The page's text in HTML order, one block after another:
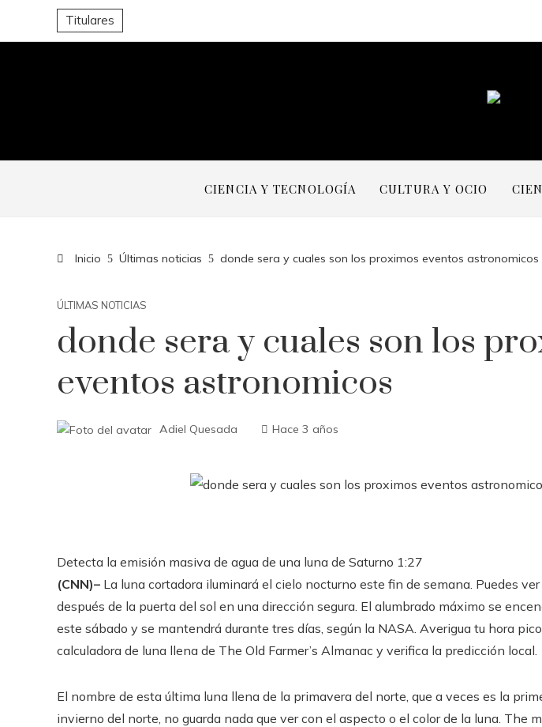
Titulares
CIENCIA Y TECNOLOGÍA CULTURA Y OCIO
Inicio Últimas noticias donde sera y cuales son los proximos eventos astronomicos
ÚLTIMAS NOTICIAS
donde sera y cuales son los
eventos astronomicos
Adiel Quesada Hace 3 años
Detecta la emisión masiva de agua de una luna de Saturno 1:27
(CNN)– La luna cortadora iluminará el cielo nocturno este fin de semana. Puedes
después de la puerta del sol en una dirección segura. El alumbrado máximo se
este sábado y se mantendrá durante tres días, según la NASA. Averigua tu hora
calculadora de luna llena de The Old Farmer’s Almanac y verifica la predicción local.
El nombre de esta última luna llena de la primavera del norte, que a veces es la
invierno del norte, no guarda nada que ver con el aspecto o el color de la luna. The